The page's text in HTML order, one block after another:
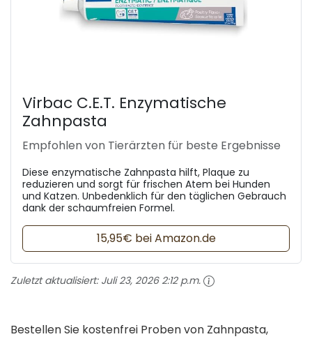
Virbac C.E.T. Enzymatische
Zahnpasta
Empfohlen von Tierärzten für beste Ergebnisse
Diese enzymatische Zahnpasta hilft, Plaque zu
reduzieren und sorgt für frischen Atem bei Hunden
und Katzen. Unbedenklich für den täglichen Gebrauch
dank der schaumfreien Formel.
15,95€ bei Amazon.de
Zuletzt aktualisiert: Juli 23, 2026 2:12 p.m.
Bestellen Sie kostenfrei Proben von Zahnpasta,